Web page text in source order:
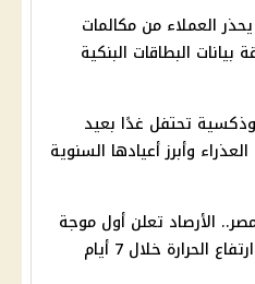
العملاء من مكالمات
بيانات البطاقات البنكية
تحتفل غدًا بعيد
وأبرز أعيادها السنوية
الأرصاد تعلن أول موجة
الحرارة خلال 7 أيام